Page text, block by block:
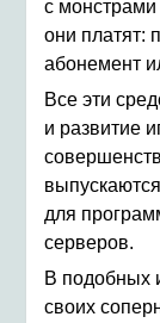
с монстрами
они платят:
абонемент
Все эти
и развитие
для
серверов.
В подобных
своих